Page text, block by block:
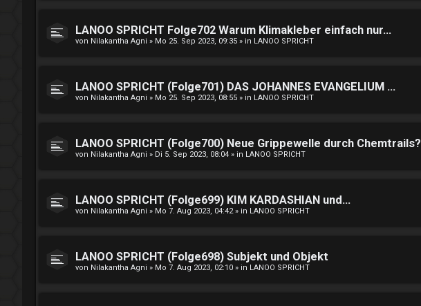
LANOO SPRICHT Folge702 Warum Klimakleber einfach nur...
von Nilakantha Agni » Mo 25. Sep 2023, 09:35 » in LANOO SPRICHT
LANOO SPRICHT (Folge701) DAS JOHANNES EVANGELIUM ...
von Nilakantha Agni » Mo 25. Sep 2023, 08:55 » in LANOO SPRICHT
LANOO SPRICHT (Folge700) Neue Grippewelle durch Chemtrails?
von Nilakantha Agni » Di 5. Sep 2023, 08:04 » in LANOO SPRICHT
LANOO SPRICHT (Folge699) KIM KARDASHIAN und...
von Nilakantha Agni » Mo 7. Aug 2023, 04:42» in LANOO SPRICHT
LANOO SPRICHT (Folge698) Subjekt und Objekt
von Nilakantha Agni » Mo 7. Aug 2023, 02:10 » in LANOO SPRICHT